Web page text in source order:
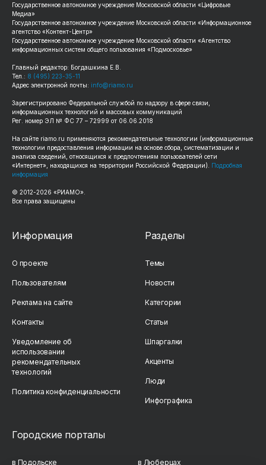
Государственное автономное учреждение Московской области «Цифровые
Медиа»
Государственное автономное учреждение Московской области «Информационное
агентство «Контент-Центр»
Государственное автономное учреждение Московской области «Агентство
информационных систем общего пользования «Подмосковье»
Главный редактор: Богдашкина Е.В.
Тел.: 8 (495) 223-35-11
Адрес электронной почты: info@riamo.ru
Зарегистрировано Федеральной службой по надзору в сфере связи,
информационных технологий и массовых коммуникаций
Рег. номер ЭЛ № ФС 77 – 72999 от 06.06.2018
На сайте riamo.ru применяются рекомендательные технологии (информационные
технологии предоставления информации на основе сбора, систематизации и
анализа сведений, относящихся к предпочтениям пользователей сети
«Интернет», находящихся на территории Российской Федерации).
Подробная
информация
© 2012-2026 «РИАМО».
Все права защищены
Информация
О проекте
Пользователям
Реклама на сайте
Контакты
Уведомление об
использовании
рекомендательных
технологий
Политика конфиденциальности
Разделы
Темы
Новости
Категории
Статьи
Шпаргалки
Акценты
Люди
Инфографика
Городские порталы
в Подольске в Люберцах